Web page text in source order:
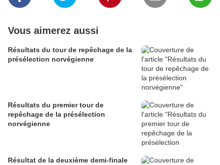
Vous aimerez aussi
Résultats du tour de repêchage de la
présélection norvégienne
Résultats du premier tour de
repêchage de la présélection
norvégienne
Résultat de la deuxième demi-finale